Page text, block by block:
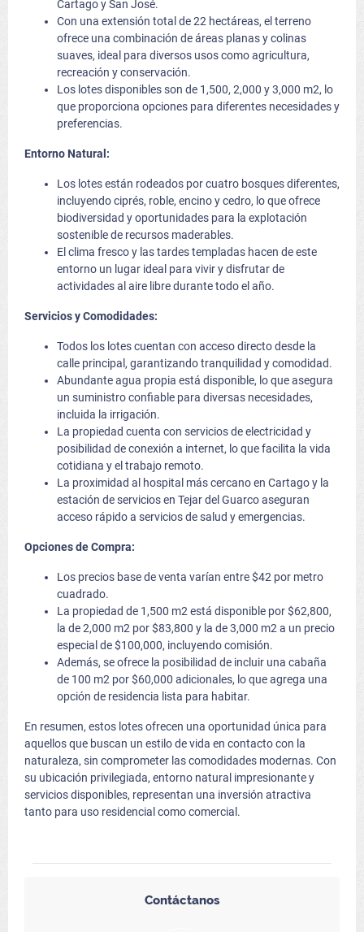
Cartago y San José.
Con una extensión total de 22 hectáreas, el terreno
ofrece una combinación de áreas planas y colinas
suaves, ideal para diversos usos como agricultura,
recreación y conservación.
Los lotes disponibles son de 1,500, 2,000 y 3,000 m2, lo
que proporciona opciones para diferentes necesidades y
preferencias.
Entorno Natural:
Los lotes están rodeados por cuatro bosques diferentes,
incluyendo ciprés, roble, encino y cedro, lo que ofrece
biodiversidad y oportunidades para la explotación
sostenible de recursos maderables.
El clima fresco y las tardes templadas hacen de este
entorno un lugar ideal para vivir y disfrutar de
actividades al aire libre durante todo el año.
Servicios y Comodidades:
Todos los lotes cuentan con acceso directo desde la
calle principal, garantizando tranquilidad y comodidad.
Abundante agua propia está disponible, lo que asegura
un suministro confiable para diversas necesidades,
incluida la irrigación.
La propiedad cuenta con servicios de electricidad y
posibilidad de conexión a internet, lo que facilita la vida
cotidiana y el trabajo remoto.
La proximidad al hospital más cercano en Cartago y la
estación de servicios en Tejar del Guarco aseguran
acceso rápido a servicios de salud y emergencias.
Opciones de Compra:
Los precios base de venta varían entre $42 por metro
cuadrado.
La propiedad de 1,500 m2 está disponible por $62,800,
la de 2,000 m2 por $83,800 y la de 3,000 m2 a un precio
especial de $100,000, incluyendo comisión.
Además, se ofrece la posibilidad de incluir una cabaña
de 100 m2 por $60,000 adicionales, lo que agrega una
opción de residencia lista para habitar.
En resumen, estos lotes ofrecen una oportunidad única para
aquellos que buscan un estilo de vida en contacto con la
naturaleza, sin comprometer las comodidades modernas. Con
su ubicación privilegiada, entorno natural impresionante y
servicios disponibles, representan una inversión atractiva
tanto para uso residencial como comercial.
Contáctanos